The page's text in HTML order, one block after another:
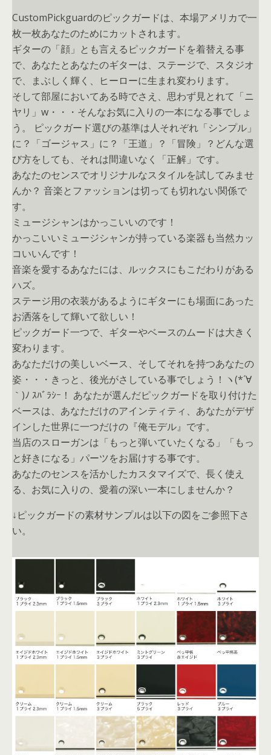
CustomPickguardのピックガードは、本場アメリカで一
枚一枚あなたのためにカットされます。
ギターの「顔」とも言えるピックガードを着替える事
で、あなたとあなたのギターは、ステージで、スタジオ
で、まぶしく輝く、ヒーローに生まれ変わります。
そして部屋においてある時でさえ、思わず見とれて「ニ
ヤリ」w・・・そんなお気に入りの一本になる事でしょ
う。 ピックガード選びの基準は人それぞれ「シンプル」
に？「ゴージャス」に？「王道」？「冒険」？どんな選
び方をしても、それは間違いなく「正解」です。
あなたのセンスでオリジナルなスタイルを試してみませ
んか？ 音楽とファッションは切っても切れない関係で
す。
ミュージシャンはかっこいいのです！
かっこいいミュージシャンが持っている楽器も当然カッ
コいいんです！
音楽を愛するあなたには、ルックスにもこだわりがある
ハズ。
ステージ用の衣装があるようにギターにも場面にあった
お洒落をして輝いて欲しい！
ピックガード一つで、ギターやベースのムードは大きく
変わります。
あなただけの美しいベース、そしてそれを持つあなたの
姿・・・きっと、後光がさしている事でしょう！ヽ(*´∀
｀)ﾉ ｽﾊﾞﾗｼｰ！ あなたが選んだピックガードを取り付けた
ベースは、あなただけのアインティティ、あなたがデザ
インした世界に一つだけの『俺モデル』です。
当店のスローガンは「もっと弾いていたくなる」「もっ
と好きになる」パーツをお届けする事です。
あなたのセンスを活かしたカスタマイズで、長く使え
る、お気に入りの、愛着の深い一本にしませんか？
↓ピックガードの素材サンプルは以下の図をご参照下さ
い。